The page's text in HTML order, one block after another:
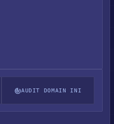
AUDIT DOMAIN INI